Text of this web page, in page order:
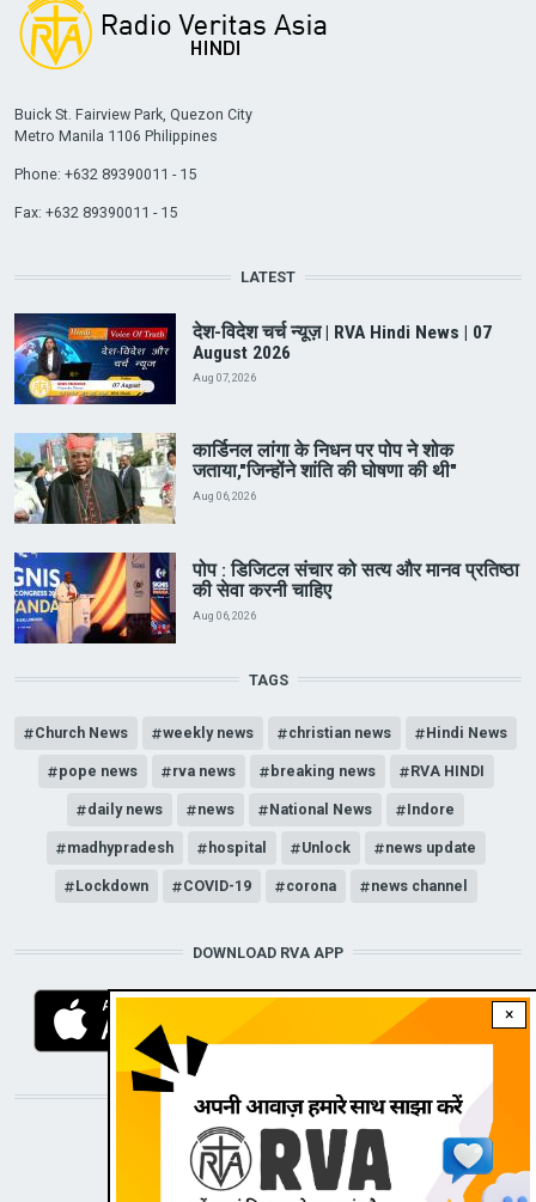
×
Buick St. Fairview Park, Quezon City
Metro Manila 1106 Philippines
Phone: +632 89390011 - 15
Fax: +632 89390011 - 15
LATEST
देश-विदेश चर्च न्यूज़ | RVA Hindi News | 07
August 2026
Aug 07, 2026
कार्डिनल लांगा के निधन पर पोप ने शोक
जताया,"जिन्होंने शांति की घोषणा की थी"
Aug 06, 2026
पोप : डिजिटल संचार को सत्य और मानव प्रतिष्ठा
की सेवा करनी चाहिए
Aug 06, 2026
TAGS
Church News weekly news christian news Hindi News
pope news rva news breaking news RVA HINDI
daily news news National News Indore
madhypradesh hospital Unlock news update
Lockdown COVID-19 corona news channel
DOWNLOAD RVA APP
STAY CONNECTED WITH US!